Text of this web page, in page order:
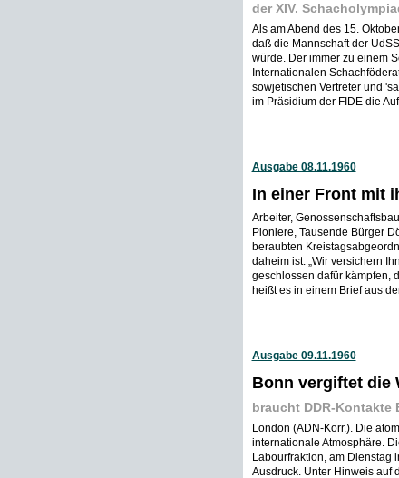
der XIV.
Als am Abend des 15.
daß die Mannschaft der
würde. Der immer zu einem
Internationalen
sowjetischen Vertreter und
im Präsidium der FIDE die
Ausgabe 08.11.1960
In einer Front mit
Arbeiter,
Pioniere, Tausende Bürger
beraubten
daheim ist. „Wir versichern
geschlossen dafür kämpfen,
heißt es in einem Brief aus
Ausgabe 09.11.1960
Bonn vergiftet die
braucht DDR-Kontakte
London (ADN-Korr.). Die
internationale Atmosphäre.
Labourfraktlon, am Dienstag
Ausdruck. Unter Hinweis auf